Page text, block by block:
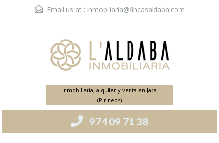
Email us at : inmobiliaria@fincasaldaba.com
Inmobiliaria, alquiler y venta en Jaca
(Pirineos)
974 09 71 38